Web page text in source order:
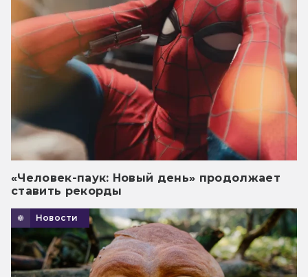
«Человек-паук: Новый день» продолжает
ставить рекорды
Новости